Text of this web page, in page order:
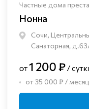
Частные дома
Нонна
Сочи,
Санаторная,
от1 200 ₽ /
от 35 000 ₽ / месяц